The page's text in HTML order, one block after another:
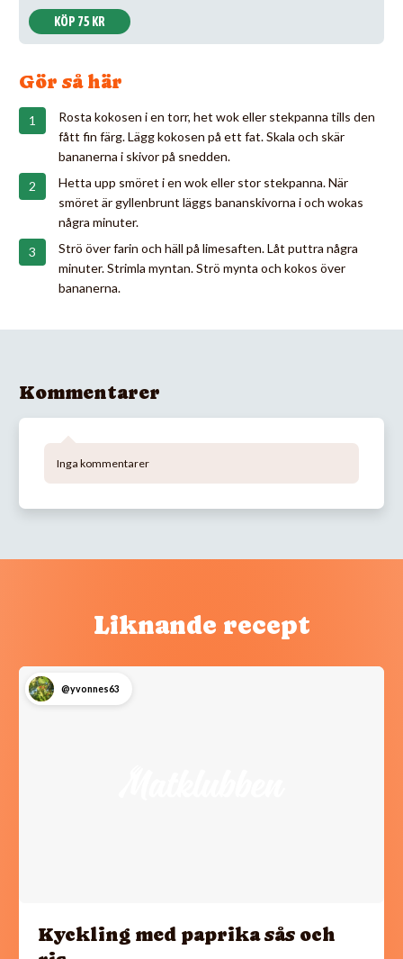
KÖP 75 KR
Gör så här
Rosta kokosen i en torr, het wok eller stekpanna tills den
fått fin färg. Lägg kokosen på ett fat. Skala och skär
bananerna i skivor på snedden.
Hetta upp smöret i en wok eller stor stekpanna. När
smöret är gyllenbrunt läggs bananskivorna i och wokas
några minuter.
Strö över farin och häll på limesaften. Låt puttra några
minuter. Strimla myntan. Strö mynta och kokos över
bananerna.
Kommentarer
Inga kommentarer
Liknande recept
@yvonnes63
Kyckling med paprika sås och